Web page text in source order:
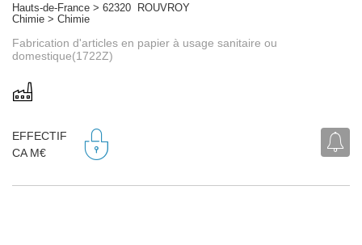
Hauts-de-France > 62320 ROUVROY
Chimie > Chimie
Fabrication d'articles en papier à usage sanitaire ou
domestique(1722Z)
EFFECTIF
CA M€